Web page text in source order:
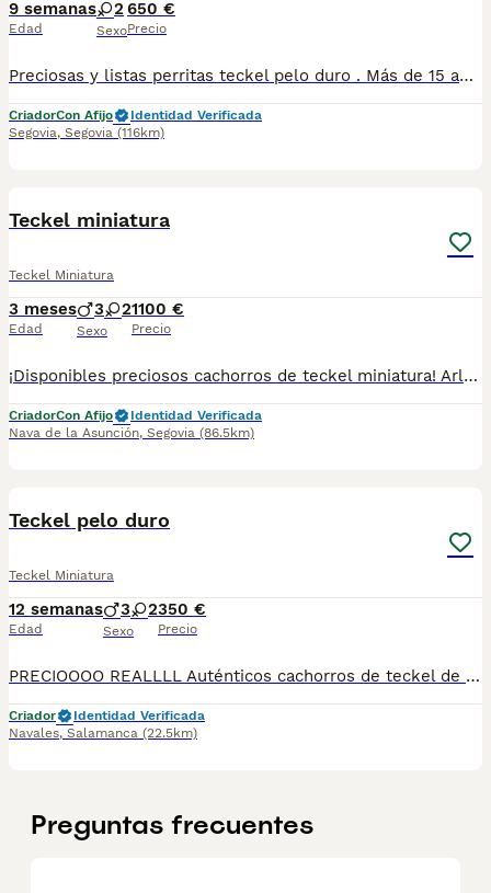
9 semanas
Edad
2
Sexo
650 €
Precio
Preciosas y listas perritas teckel pelo duro . Más de 15 años de experiencia en cría y selección de raza . Núcleo zoológico propio , criadas en ambiente familiar y de forma responsable. Se pueden ver sin compromiso en nuestro centro . Más información 650132470/677031944
CriadorCon Afijo
Identidad Verificada
Segovia, Segovia (116km)
Teckel miniatura
Teckel Miniatura
3 meses
Edad
3 2
Sexo
1100 €
Precio
¡Disponibles preciosos cachorros de teckel miniatura! Arlequín chocolate 1600 Chocolate y blue 1100 Contamos con machos y hembras en colores arlequín y naranja. Somos un criadero familiar y te ofrecemos la posibilidad de venir a conocer a los cachorros en persona o mediante videollamada. Entregamos a los cachorros con todo en regla: • Vacunas correspondientes a su edad • Desparasitación interna y externa • Cartilla sanitaria • Revisión veterinaria • Pasaporte • Microchip • Contrato de adopción con garantías Realizamos entregas en toda la península, incluyendo: Galicia, Cantabria, País Vasco, Barcelona, Zaragoza, Huesca, Valencia, Castilla-La Mancha, Castilla y León, Madrid, Murcia y Andalucía. Para cualquier consulta o para recibir fotos y vídeos de los cachorros, no dudes en contactarnos. También puedes ver más en nuestro perfil: [@cachorrosypapas]. 📞 Teléfono y WhatsApp: 663 736 099 Atendemos de lunes a domingo. Preguntar por Carla. ¡Estaremos encantados de ayudarte!
CriadorCon Afijo
Identidad Verificada
Nava de la Asunción, Segovia (86.5km)
Teckel pelo duro
Teckel Miniatura
12 semanas
Edad
3 2
Sexo
350 €
Precio
PRECIOOOO REALLLL Auténticos cachorros de teckel de pelo duro Se pueden venir a ver sin compromiso una genética inmejorable
Criador
Identidad Verificada
Navales, Salamanca (22.5km)
Preguntas frecuentes